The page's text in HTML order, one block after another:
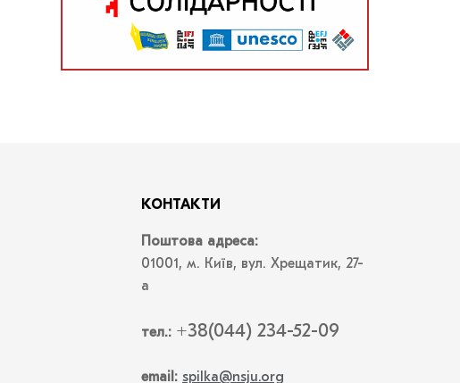
КОНТАКТИ
Поштова адреса:
01001, м. Київ, вул. Хрещатик, 27-
а
тел.: +38(044) 234-52-09
email: spilka@nsju.org